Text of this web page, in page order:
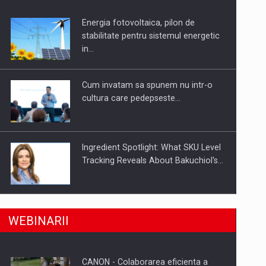
din piata
compania intr-o tranzactie de peste 25…
Energia fotovoltaica, pilon de
stabilitate pentru sistemul energetic
in…
Cum invatam sa spunem nu intr-o
cultura care pedepseste…
Ingredient Spotlight: What SKU Level
Tracking Reveals About Bakuchiol's…
Producatorii si comerciantii care nu
WEBINARII
CANON - Colaborarea eficienta a